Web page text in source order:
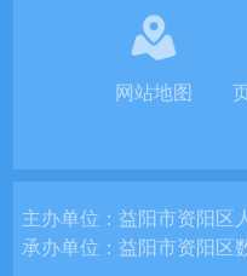
网站地图
主办单位：益阳市资阳区
承办单位：益阳市资阳区